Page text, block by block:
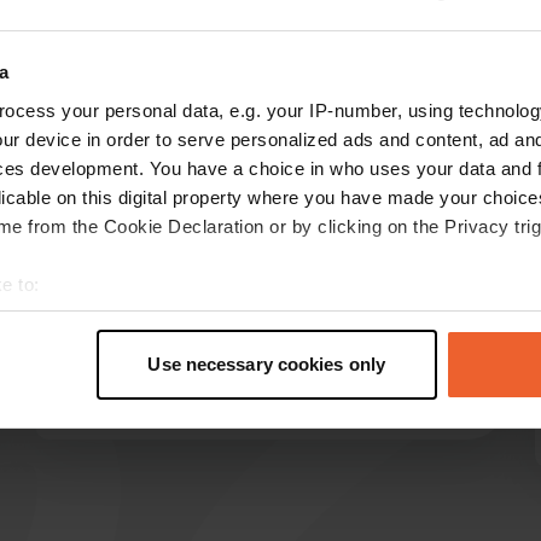
your personal data, e.g. your IP-number, using
device in order to serve personalized ads and content, ad
development. You have a choice in who uses your data and
on this digital property where you have made your
from the Cookie Declaration or by clicking on the Privacy
to:
geographical location which can be accurate to within
personal data is processed and set your preferences in the
content and ads, to provide social media features and to
Use necessary cookies only
avis
J Jorwi
pense pas que les chiens aient leur place dans
n'y avons passé qu'une nuit.
Traduit par GoogleAfficher l'original